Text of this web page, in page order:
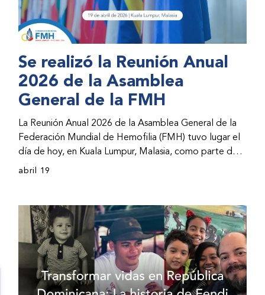
Se realizó la Reunión Anual
2026 de la Asamblea
General de la FMH
La Reunión Anual 2026 de la Asamblea General de la
Federación Mundial de Hemofilia (FMH) tuvo lugar el
día de hoy, en Kuala Lumpur, Malasia, como parte del
Congreso Mundial 2026 de la FMH. La reunión abarcó
avances por parte de la dirección de la FMH. Al
evento asistieron representantes de las organizaciones
nacionales miembros (ONM) de la FMH y otras partes
interesadas.
abril 19